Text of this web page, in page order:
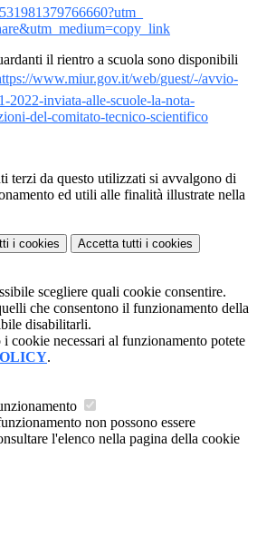
utm_medium=copy_link
il rientro a scuola sono disponibili
www.miur.gov.it/web/guest/-/avvio-
2022-inviata-alle-scuole-la-nota-
del-comitato-tecnico-scientifico
terzi da questo utilizzati si avvalgono di
ed utili alle finalità illustrate nella
i cookies Accetta tutti i cookies
scegliere quali cookie consentire.
che consentono il funzionamento della
disabilitarli.
cookie necessari al funzionamento potete
.
non possono essere
l'elenco nella pagina della cookie